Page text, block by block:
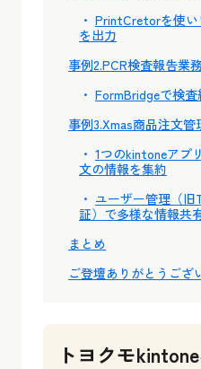
PrintCretorを使い
を出力
事例2.PCR検査報告業
FormBridgeで検
事例3.Xmas商品注文管
1つのkintoneアプ
文の情報を集約
ユーザー管理（
証）で多様な情報共
まとめ
ご登壇ありがとうござ
トヨクモ